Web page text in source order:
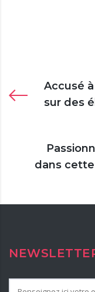
Accusé
sur des
dans